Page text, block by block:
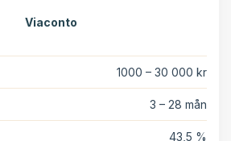
Viaconto
1000 – 30 000 kr
3 – 28 mån
43,5 %